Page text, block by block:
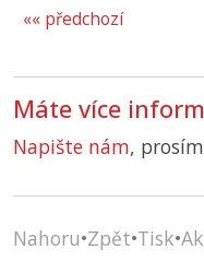
«« předchozí
Máte více
Napište nám,
Nahoru•Zpět•Tisk•